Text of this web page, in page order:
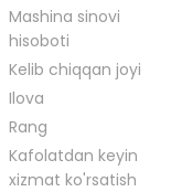
Mashina sinovi
hisoboti
Kelib chiqqan joyi
Ilova
Rang
Kafolatdan keyin
xizmat ko'rsatish